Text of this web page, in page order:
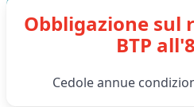
Obbligazione sul
BTP
Cedole annue